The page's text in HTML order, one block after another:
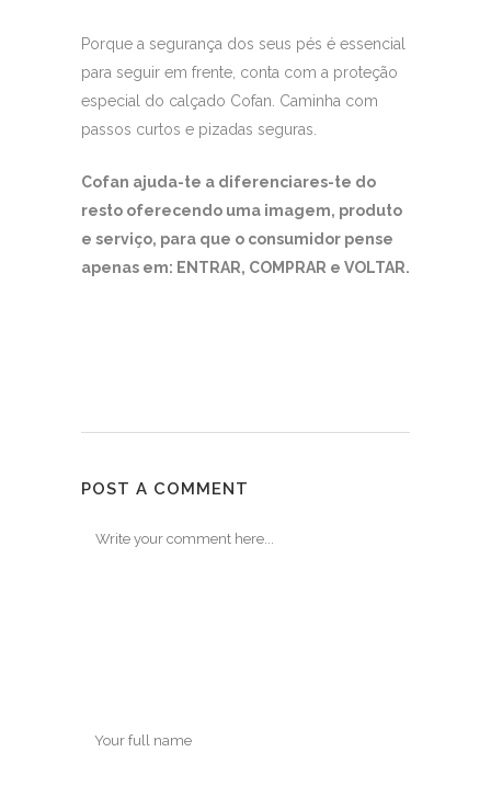
Porque a segurança dos seus pés é essencial
para seguir em frente, conta com a proteção
especial do calçado Cofan. Caminha com
passos curtos e pizadas seguras.
Cofan ajuda-te a diferenciares-te do
resto oferecendo uma imagem, produto
e serviço, para que o consumidor pense
apenas em: ENTRAR, COMPRAR e VOLTAR.
POST A COMMENT